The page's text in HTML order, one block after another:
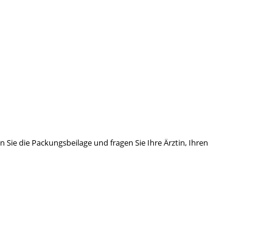
die Packungsbeilage und fragen Sie Ihre Ärztin, Ihren